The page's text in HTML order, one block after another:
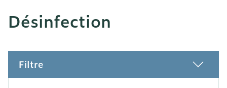
Désinfection
Filtre